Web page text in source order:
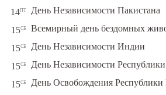
14пт День Независимости Пакистана
15сб Всемирный день бездомных
15сб День Независимости Индии
15сб День Независимости
15сб День Освобождения Республики